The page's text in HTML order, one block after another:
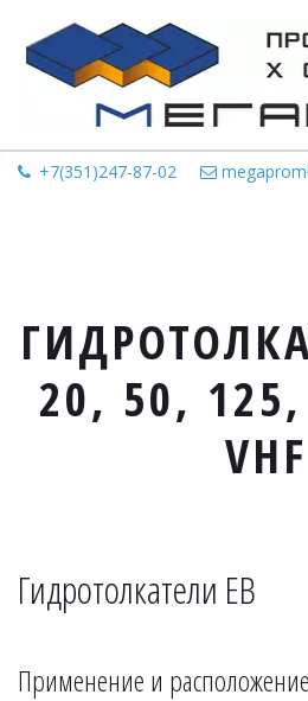
+7(351)247-87-02
20, 50, 125,
VHF
Гидротолкатели EB
Применение и расположение